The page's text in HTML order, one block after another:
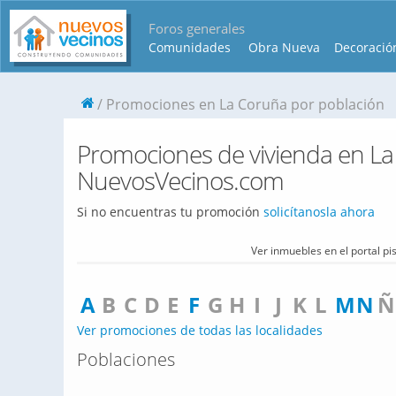
Foros generales
Comunidades Obra Nueva
Promociones en La Coruña por población
Promociones de vivienda en
NuevosVecinos.com
Si no encuentras tu promoción solicítanosla ahora
Ver inmuebles en el portal
A B C D E F G H I J K L MN Ñ
Ver promociones de todas las localidades
Poblaciones